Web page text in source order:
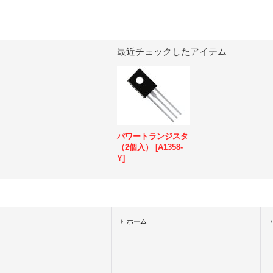
最近チェックしたアイテム
パワートランジスタ
（2個入）
[A1358-
Y]
ホーム